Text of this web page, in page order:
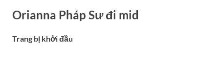
Orianna Pháp Sư đi mid
Trang bị khởi đầu